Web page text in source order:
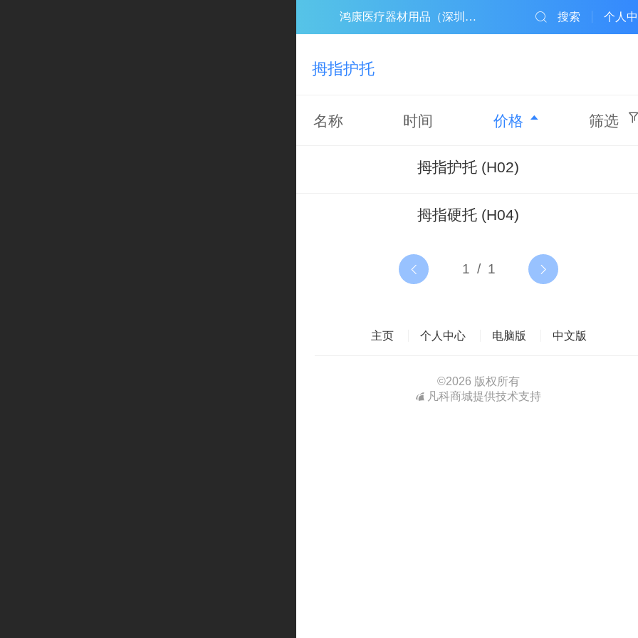
鸿康医疗器材用品（深圳）有限公司 个人
搜索
拇指护托
名称 时间 价格 筛选
拇指护托 (H02)
拇指硬托 (H04)
主页 个人中心 电脑版 中文版
©2026 版权所有
凡科商城提供技术支持